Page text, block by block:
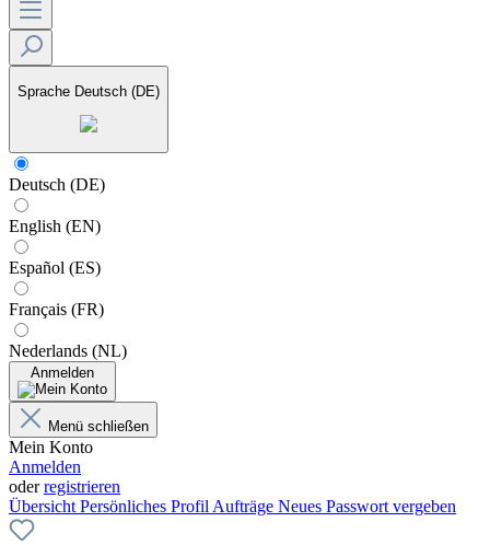
Sprache Deutsch (DE)
Deutsch (DE)
English (EN)
Español (ES)
Français (FR)
Nederlands (NL)
Anmelden
Menü schließen
Mein Konto
Anmelden
oderregistrieren
Übersicht Persönliches Profil Aufträge Neues Passwort vergeben